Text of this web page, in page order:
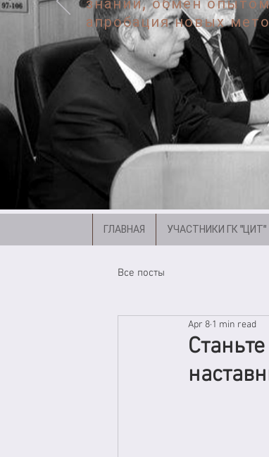
Все посты
Apr 8 1 min read
ГЛАВНАЯ УЧАСТНИКИ ГК "ЦИТ"
знаний, обмен
апробация новых